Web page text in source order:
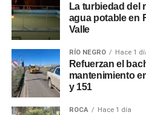
La turbiedad del
agua potable en
Valle
RÍO NEGRO Hace 1
Refuerzan el
mantenimiento
y 151
ROCA Hace 1 día